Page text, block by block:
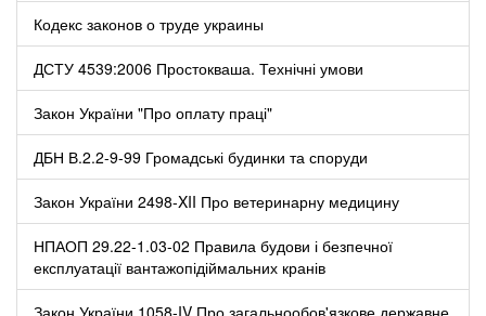
Кодекс законов о труде украины
ДСТУ 4539:2006 Простокваша. Технічні умови
Закон України "Про оплату праці"
ДБН В.2.2-9-99 Громадські будинки та споруди
Закон України 2498-XII Про ветеринарну медицину
НПАОП 29.22-1.03-02 Правила будови і безпечної
експлуатації вантажопідіймальних кранів
Закон України 1058-IV Про загальнообов'язкове державне